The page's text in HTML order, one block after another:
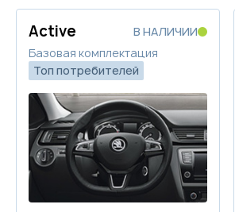
Active
В НАЛИЧИИ
Базовая комплектация
Топ потребителей